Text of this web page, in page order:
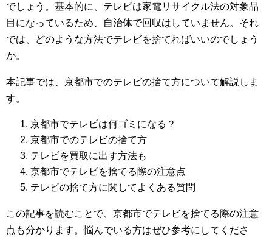
でしょう。基本的に、テレビは家電リサイクル法の対象品
目になっているため、自治体で回収はしていません。それ
では、どのような方法でテレビを捨てればいいのでしょう
か。
本記事では、京都市でのテレビの捨て方について解説しま
す。
京都市でテレビは何ゴミになる？
京都市でのテレビの捨て方
テレビを買取に出す方法も
京都市でテレビを捨てる際の注意点
テレビの捨て方に関してよくある質問
この記事を読むことで、京都市でテレビを捨てる際の注意
点も分かります。悩んでいる方はぜひ参考にしてくださ